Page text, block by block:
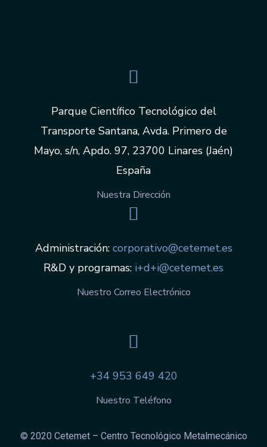
Parque Científico Tecnológico del
Transporte Santana, Avda. Primero de
Mayo, s/n, Apdo. 97, 23700 Linares (Jaén)
España
Nuestra Dirección
Administración: corporativo@cetemet.es
R&D y programas: i+d+i@cetemet.es
Nuestro Correo Electrónico
+34 953 649 420
Nuestro Teléfono
© 2020 Cetemet – Centro Tecnológico Metalmecánico